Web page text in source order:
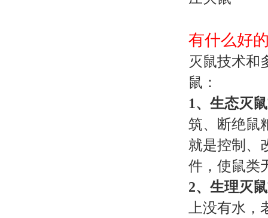
有什么好
灭鼠技术和
鼠：
1、生态灭
筑、断绝鼠
就是控制、
件，使鼠类
2、生理灭
上没有水